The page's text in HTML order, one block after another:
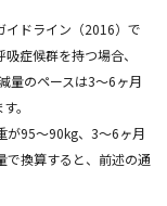
イドライン（2016）で
症候群を持つ場合、
量のペースは3〜6ヶ月
。
が95〜90kg、3〜6ヶ月
で換算すると、前述の通